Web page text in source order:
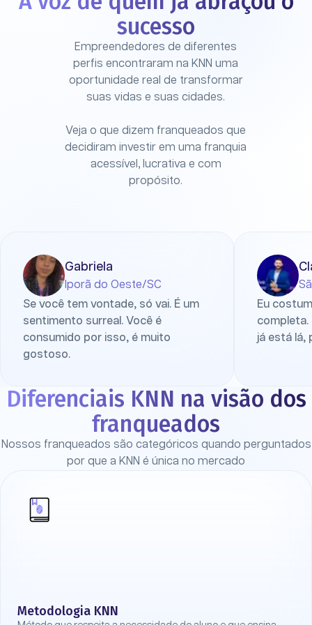
sucesso
Empreendedores de diferentes
perfis encontraram na KNN uma
oportunidade real de transformar
suas vidas e suas cidades.
Veja o que dizem franqueados que
decidiram investir em uma franquia
acessível, lucrativa e com
propósito.
Gabriela
Iporã do Oeste/SC
Se você tem vontade, só vai. É um
sentimento surreal. Você é
consumido por isso, é muito
gostoso.
Eu
completa.
já está lá,
Diferenciais KNN na visão dos
franqueados
Nossos franqueados são categóricos quando perguntados
por que a KNN é única no mercado
Metodologia KNN